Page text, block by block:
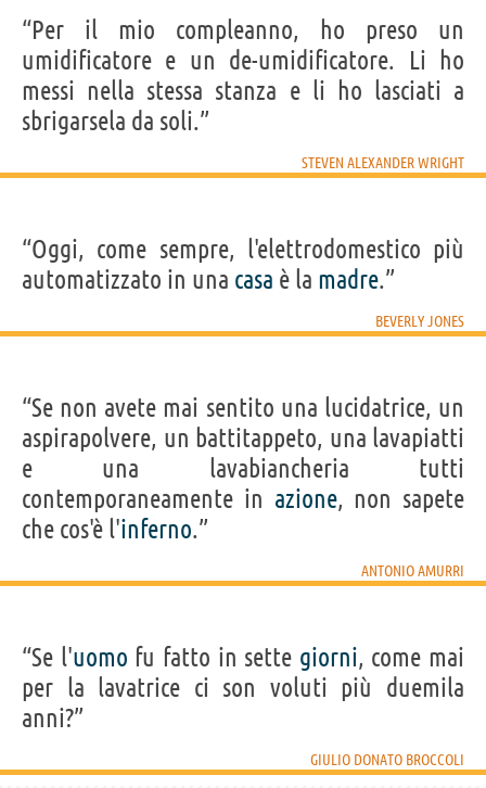
“Per il mio compleanno, ho preso un
umidificatore e un de-umidificatore. Li ho
messi nella stessa stanza e li ho lasciati a
sbrigarsela da soli.”
STEVEN ALEXANDER WRIGHT
“Oggi, come sempre, l'elettrodomestico più
automatizzato in una casa è la madre.”
BEVERLY JONES
“Se non avete mai sentito una lucidatrice, un
aspirapolvere, un battitappeto, una lavapiatti
e una lavabiancheria tutti
contemporaneamente in azione, non sapete
che cos'è l'inferno.”
ANTONIO AMURRI
“Se l'uomo fu fatto in sette giorni, come mai
per la lavatrice ci son voluti più duemila
anni?”
GIULIO DONATO BROCCOLI